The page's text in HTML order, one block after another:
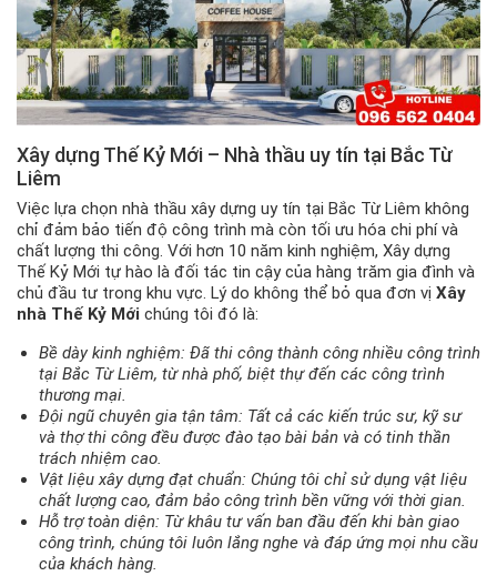
Xây dựng Thế Kỷ Mới – Nhà thầu uy tín tại Bắc Từ
Liêm
Việc lựa chọn nhà thầu xây dựng uy tín tại Bắc Từ Liêm không
chỉ đảm bảo tiến độ công trình mà còn tối ưu hóa chi phí và
chất lượng thi công. Với hơn 10 năm kinh nghiệm, Xây dựng
Thế Kỷ Mới tự hào là đối tác tin cậy của hàng trăm gia đình và
chủ đầu tư trong khu vực. Lý do không thể bỏ qua đơn vị Xây
nhà Thế Kỷ Mới chúng tôi đó là:
Bề dày kinh nghiệm: Đã thi công thành công nhiều công trình
tại Bắc Từ Liêm, từ nhà phố, biệt thự đến các công trình
thương mại.
Đội ngũ chuyên gia tận tâm: Tất cả các kiến trúc sư, kỹ sư
và thợ thi công đều được đào tạo bài bản và có tinh thần
trách nhiệm cao.
Vật liệu xây dựng đạt chuẩn: Chúng tôi chỉ sử dụng vật liệu
chất lượng cao, đảm bảo công trình bền vững với thời gian.
Hỗ trợ toàn diện: Từ khâu tư vấn ban đầu đến khi bàn giao
công trình, chúng tôi luôn lắng nghe và đáp ứng mọi nhu cầu
của khách hàng.